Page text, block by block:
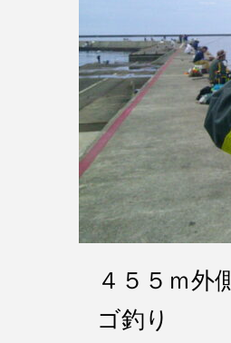
４５５ｍ
ゴ釣り